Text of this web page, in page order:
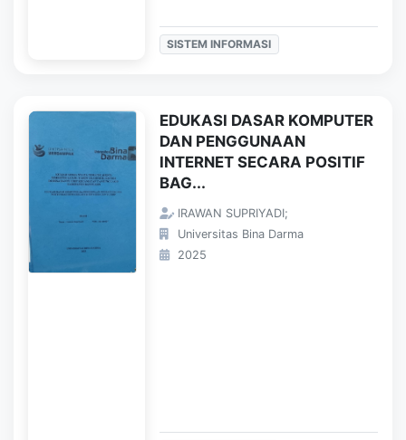
SISTEM INFORMASI
EDUKASI DASAR KOMPUTER
DAN PENGGUNAAN
INTERNET SECARA POSITIF
BAG...
IRAWAN SUPRIYADI;
Universitas Bina Darma
2025